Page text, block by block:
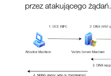
przez atakującego żądań.